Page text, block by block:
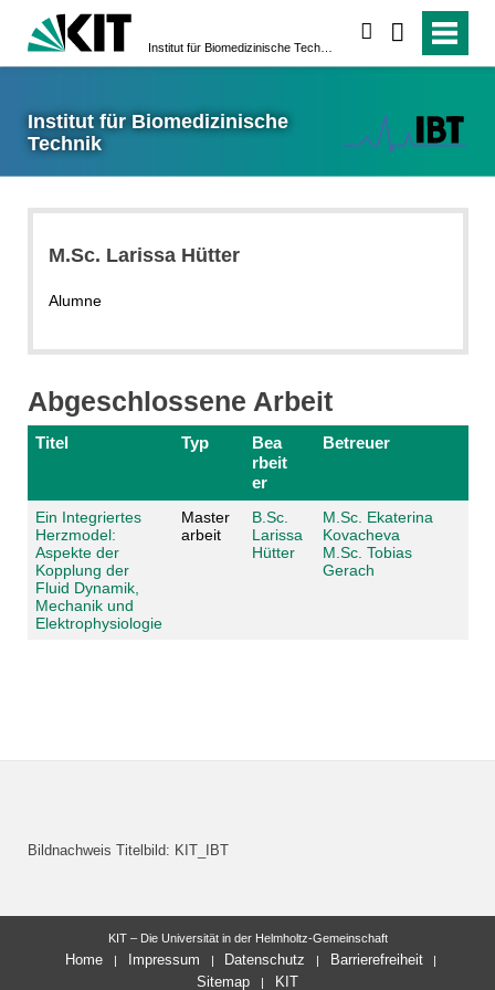
Institut für Biomedizinische
Technik
M.Sc. Larissa Hütter
Alumne
Abgeschlossene Arbeit
Titel Typ
Bea
rbeit
er
Betreuer
Ein Integriertes
Herzmodel:
Aspekte der
Kopplung der
Fluid Dynamik,
Mechanik und
Elektrophysiologie
Master
arbeit
B.Sc.
Larissa
Hütter
M.Sc. Ekaterina
Kovacheva
M.Sc. Tobias
Gerach
Bildnachweis Titelbild: KIT_IBT
KIT – Die Universität in der Helmholtz-Gemeinschaft
Home Impressum Datenschutz
Barrierefreiheit
Sitemap
KIT